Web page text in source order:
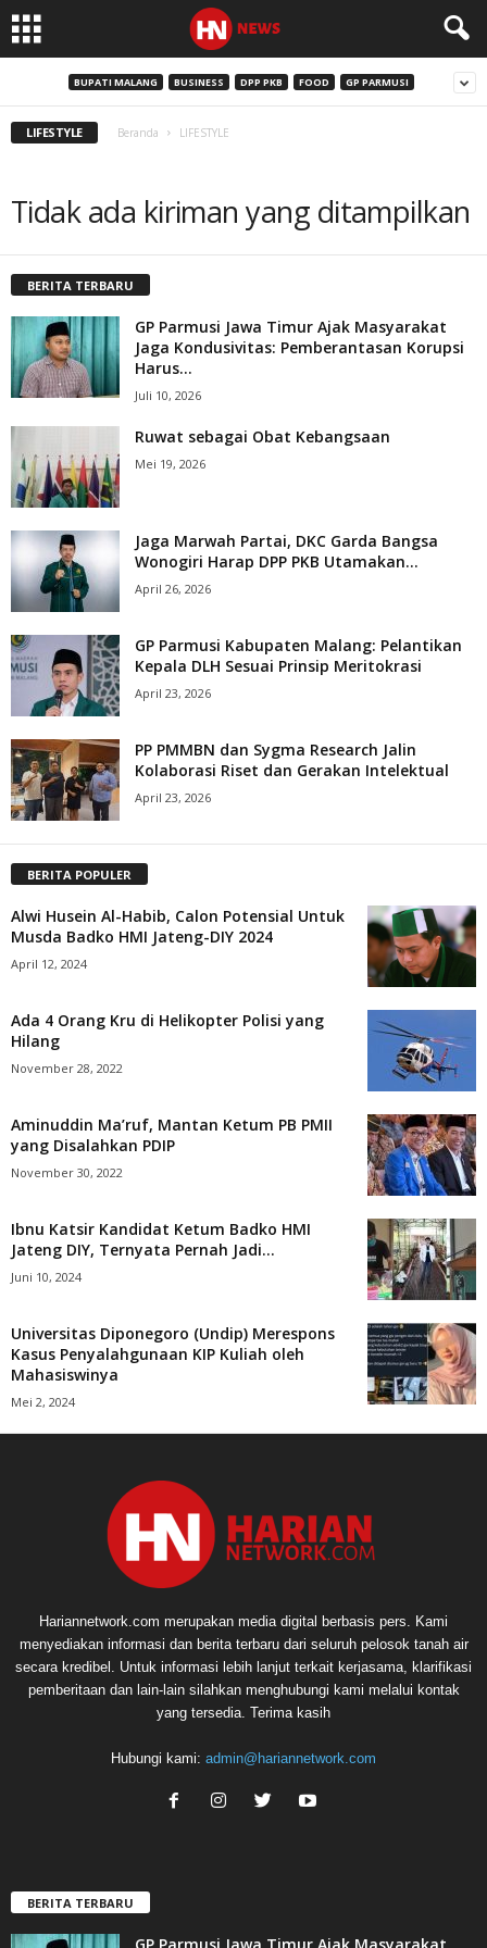
BUPATI MALANG BUSINESS DPP PKB FOOD GP PARMUSI
LIFESTYLE Beranda LIFESTYLE
Tidak ada kiriman yang ditampilkan
BERITA TERBARU
GP Parmusi Jawa Timur Ajak Masyarakat
Jaga Kondusivitas: Pemberantasan Korupsi
Harus...
Juli 10, 2026
Ruwat sebagai Obat Kebangsaan
Mei 19, 2026
Jaga Marwah Partai, DKC Garda Bangsa
Wonogiri Harap DPP PKB Utamakan...
April 26, 2026
GP Parmusi Kabupaten Malang: Pelantikan
Kepala DLH Sesuai Prinsip Meritokrasi
April 23, 2026
PP PMMBN dan Sygma Research Jalin
Kolaborasi Riset dan Gerakan Intelektual
April 23, 2026
BERITA POPULER
Alwi Husein Al-Habib, Calon Potensial Untuk
Musda Badko HMI Jateng-DIY 2024
April 12, 2024
Ada 4 Orang Kru di Helikopter Polisi yang
Hilang
November 28, 2022
Aminuddin Ma’ruf, Mantan Ketum PB PMII
yang Disalahkan PDIP
November 30, 2022
Ibnu Katsir Kandidat Ketum Badko HMI
Jateng DIY, Ternyata Pernah Jadi...
Juni 10, 2024
Universitas Diponegoro (Undip) Merespons
Kasus Penyalahgunaan KIP Kuliah oleh
Mahasiswinya
Mei 2, 2024
Hariannetwork.com merupakan media digital berbasis pers. Kami
menyediakan informasi dan berita terbaru dari seluruh pelosok tanah air
secara kredibel. Untuk informasi lebih lanjut terkait kerjasama, klarifikasi
pemberitaan dan lain-lain silahkan menghubungi kami melalui kontak
yang tersedia. Terima kasih
Hubungi kami: admin@hariannetwork.com
BERITA TERBARU